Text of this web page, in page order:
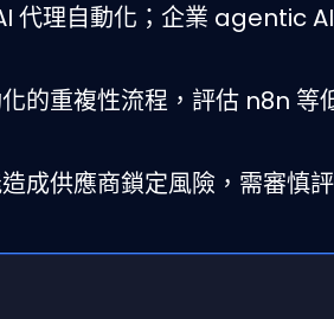
代理自動化；企業 agentic
的重複性流程，評估 n8n 等
成供應商鎖定風險，需審慎